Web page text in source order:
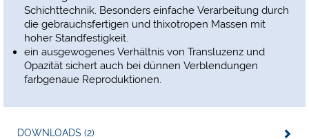
Schichttechnik. Besonders einfache Verarbeitung durch
die gebrauchsfertigen und thixotropen Massen mit
hoher Standfestigkeit.
ein ausgewogenes Verhältnis von Transluzenz und
Opazität sichert auch bei dünnen Verblendungen
farbgenaue Reproduktionen.
DOWNLOADS (2)